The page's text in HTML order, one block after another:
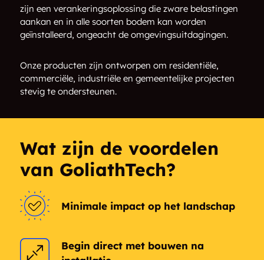
zijn een verankeringsoplossing die zware belastingen
aankan en in alle soorten bodem kan worden
geïnstalleerd, ongeacht de omgevingsuitdagingen.
Onze producten zijn ontworpen om residentiële,
commerciële, industriële en gemeentelijke projecten
stevig te ondersteunen.
Wat zijn de voordelen
van GoliathTech?
Minimale impact op het landschap
Begin direct met bouwen na